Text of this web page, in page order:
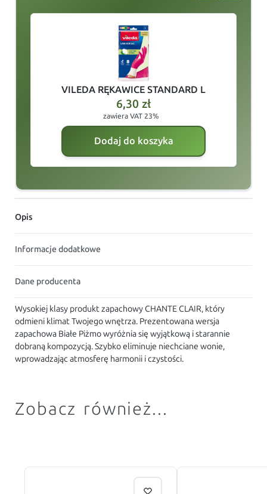
VILEDA RĘKAWICE STANDARD L
6,30 zł
zawiera VAT 23%
Dodaj do koszyka
Opis
Informacje dodatkowe
Dane producenta
Wysokiej klasy produkt zapachowy CHANTE CLAIR, który
odmieni klimat Twojego wnętrza. Prezentowana wersja
zapachowa Białe Piżmo wyróżnia się wyjątkową i starannie
dobraną kompozycją. Szybko eliminuje niechciane wonie,
wprowadzając atmosferę harmonii i czystości.
Zobacz również...